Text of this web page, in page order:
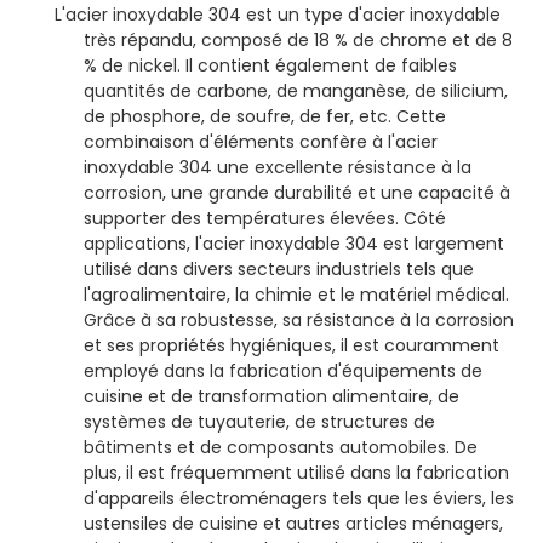
L'acier inoxydable 304 est un type d'acier inoxydable
très répandu, composé de 18 % de chrome et de 8
% de nickel. Il contient également de faibles
quantités de carbone, de manganèse, de silicium,
de phosphore, de soufre, de fer, etc. Cette
combinaison d'éléments confère à l'acier
inoxydable 304 une excellente résistance à la
corrosion, une grande durabilité et une capacité à
supporter des températures élevées. Côté
applications, l'acier inoxydable 304 est largement
utilisé dans divers secteurs industriels tels que
l'agroalimentaire, la chimie et le matériel médical.
Grâce à sa robustesse, sa résistance à la corrosion
et ses propriétés hygiéniques, il est couramment
employé dans la fabrication d'équipements de
cuisine et de transformation alimentaire, de
systèmes de tuyauterie, de structures de
bâtiments et de composants automobiles. De
plus, il est fréquemment utilisé dans la fabrication
d'appareils électroménagers tels que les éviers, les
ustensiles de cuisine et autres articles ménagers,